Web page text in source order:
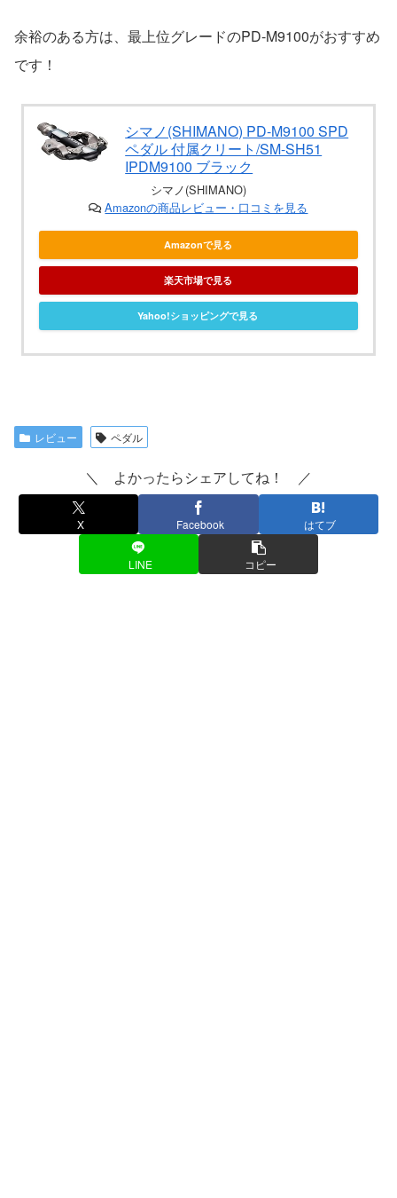
余裕のある方は、最上位グレードのPD-M9100がおすすめ
です！
シマノ(SHIMANO) PD-M9100 SPD
ペダル 付属クリート/SM-SH51
IPDM9100 ブラック
シマノ(SHIMANO)
Amazonの商品レビュー・口コミを見る
Amazonで見る
楽天市場で見る
Yahoo!ショッピングで見る
レビュー ペダル
＼ よかったらシェアしてね！ ／
X Facebook はてブ
LINE コピー